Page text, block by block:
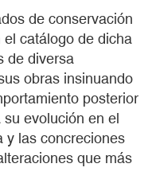
de conservación
catálogo de dicha
de diversa
obras insinuando
posterior
evolución en el
y las concreciones
que más